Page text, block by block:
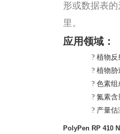
形或数据表
里。
应用领域：
? 植物反
? 植物胁
? 色素组
? 氮素含
? 产量估
PolyPen RP 410